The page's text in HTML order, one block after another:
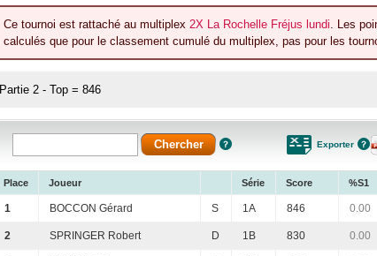
Ce tournoi est rattaché au multiplex 2X La Rochelle Fréjus lundi. Les
calculés que pour le classement cumulé du multiplex, pas pour les
Partie 2 - Top = 846
Exporter
Place Joueur Série Score %S1
1 BOCCON Gérard S 1A 846 0.00
2 SPRINGER Robert D 1B 830 0.00